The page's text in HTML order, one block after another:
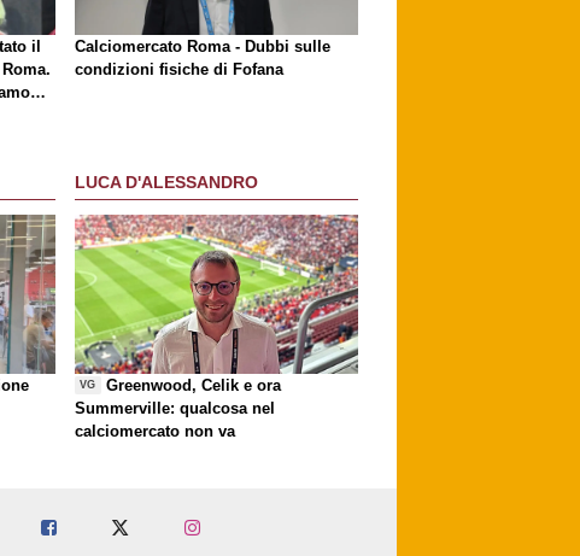
il
Calciomercato Roma - Dubbi sulle
condizioni fisiche di Fofana
LUCA D'ALESSANDRO
VG
Greenwood, Celik e ora
Summerville: qualcosa nel
calciomercato non va